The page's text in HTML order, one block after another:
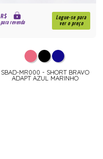
R$
para revenda
Logue-se para
ver o preço
SBAD-MR000 - SHORT BRAVO
ADAPT AZUL MARINHO